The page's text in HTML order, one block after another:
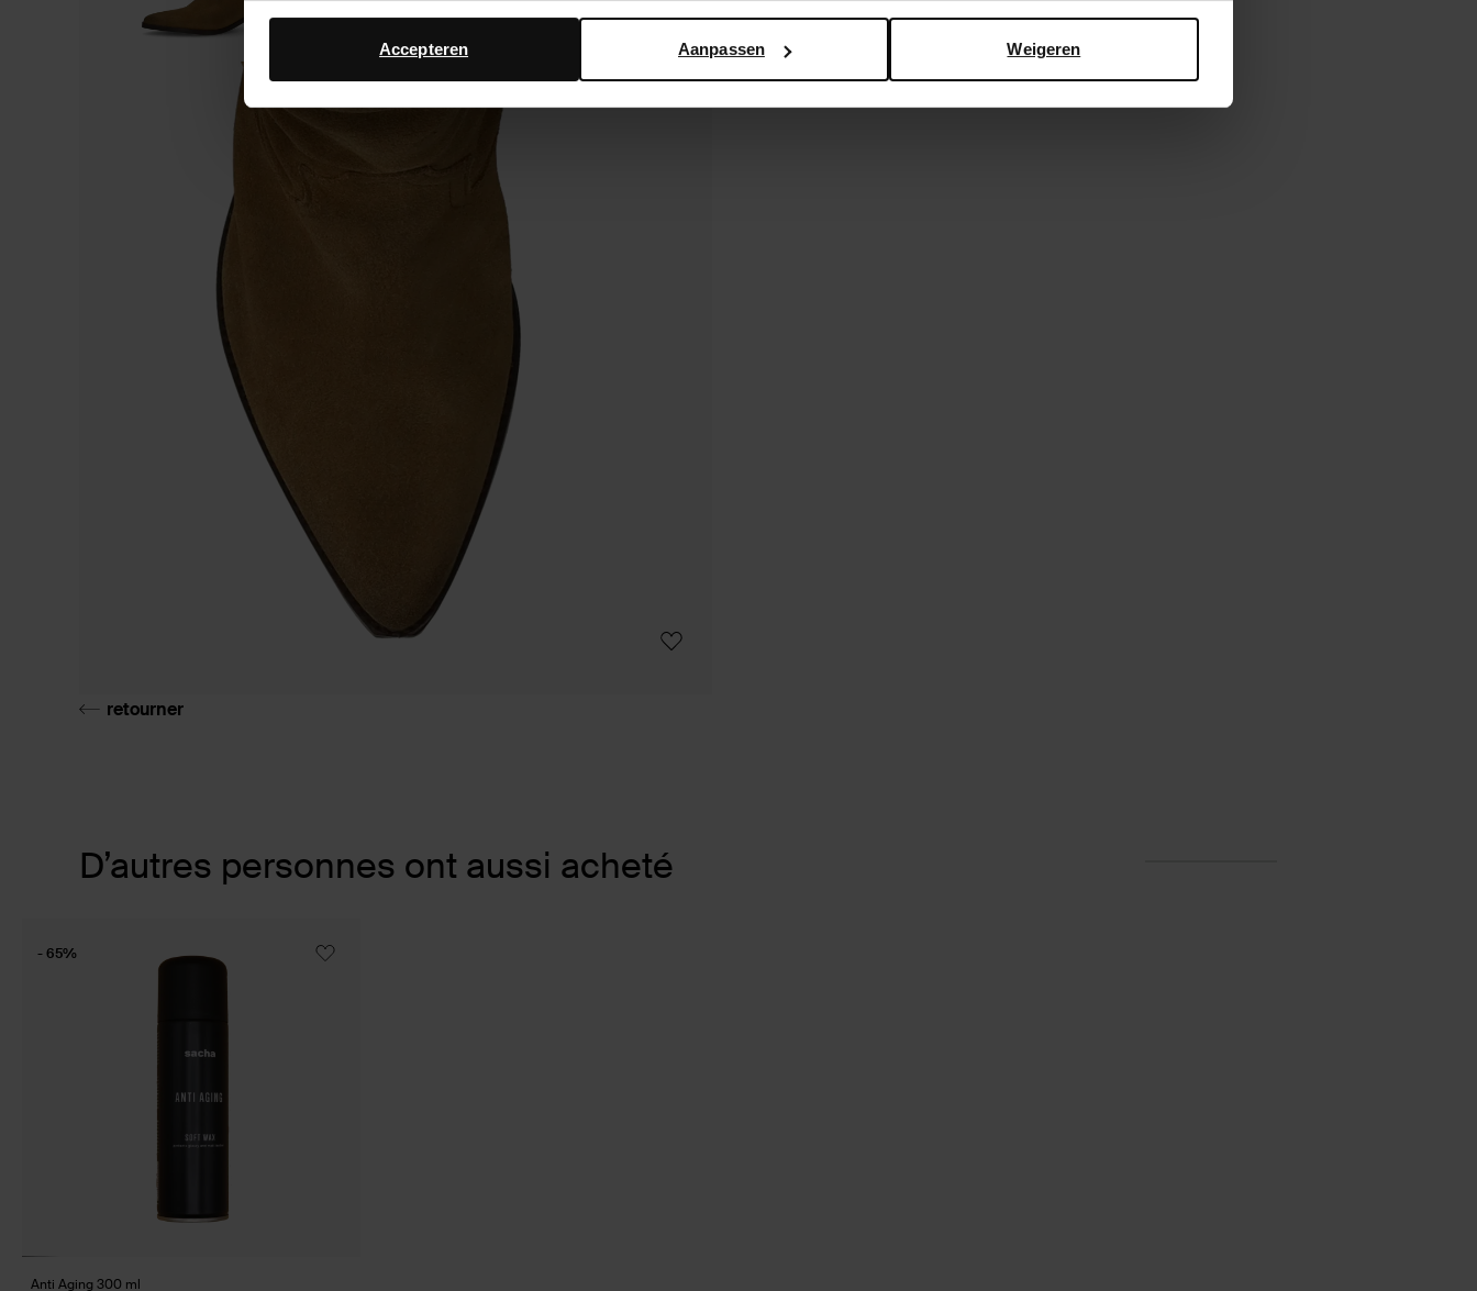
Weigeren
Aanpassen
Accepteren
retourner
D’autres personnes ont aussi acheté
Anti Aging 300 ml
- 65%